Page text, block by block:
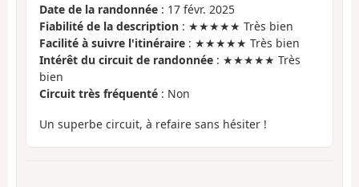
Date de la randonnée : 17 févr. 2025
Fiabilité de la description : ★★★★★ Très bien
Facilité à suivre l'itinéraire : ★★★★★ Très bien
Intérêt du circuit de randonnée : ★★★★★ Très
bien
Circuit très fréquenté : Non
Un superbe circuit, à refaire sans hésiter !